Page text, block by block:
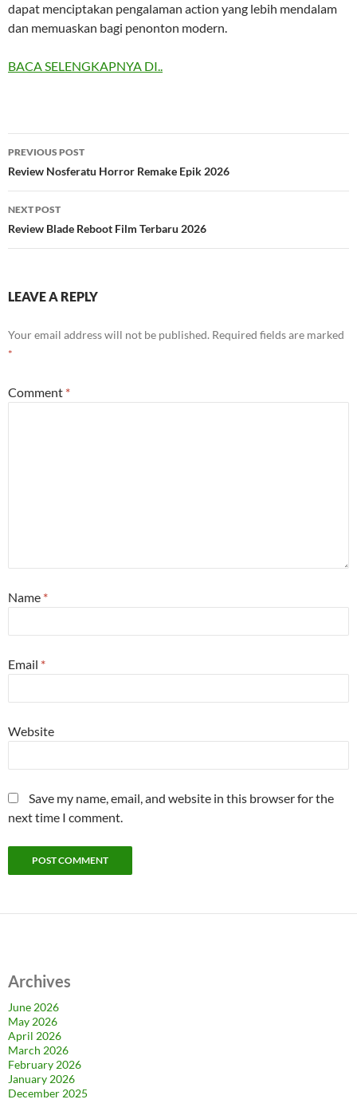
dapat menciptakan pengalaman action yang lebih mendalam
dan memuaskan bagi penonton modern.
BACA SELENGKAPNYA DI..
Post
navigation
PREVIOUS POST
Review Nosferatu Horror Remake Epik 2026
NEXT POST
Review Blade Reboot Film Terbaru 2026
LEAVE A REPLY
Your email address will not be published. Required fields are marked
*
Comment *
Name *
Email *
Website
Save my name, email, and website in this browser for the
next time I comment.
Archives
June 2026
May 2026
April 2026
March 2026
February 2026
January 2026
December 2025